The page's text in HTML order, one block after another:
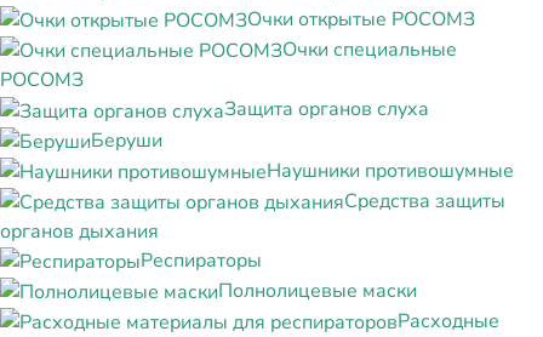
Очки открытые РОСОМЗ
Очки специальные
РОСОМЗ
Защита органов слуха
Беруши
Наушники противошумные
Средства защиты
органов дыхания
Респираторы
Полнолицевые маски
Расходные